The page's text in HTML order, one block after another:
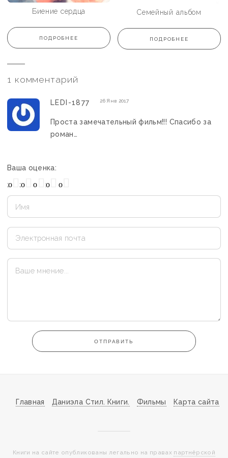
Биение сердца
ПОДРОБНЕЕ
Семейный альбом
ПОДРОБНЕЕ
1 комментарий
LEDI-1877 26 Янв 2017
Проста замечательный фильм!!! Спасибо за
роман…
Ваша оценка:
Отлично
Хорошо
Плохо
ОТПРАВИТЬ
Главная Даниэла Стил. Книги. Фильмы Карта сайта
Книги на сайте опубликованы легально на правах партнёрской